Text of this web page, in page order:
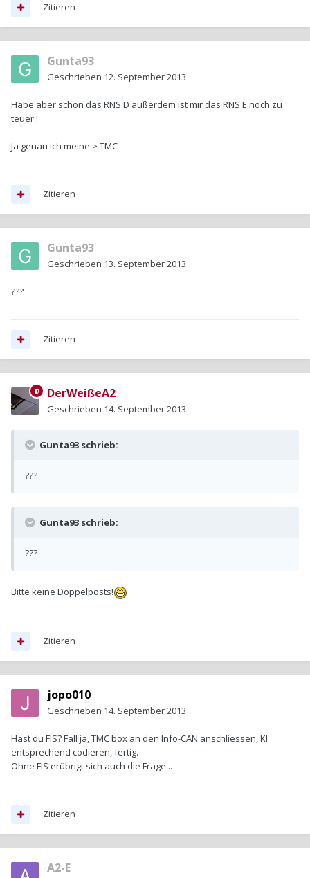
Zitieren
Gunta93
Geschrieben 12. September 2013
Habe aber schon das RNS D außerdem ist mir das RNS E noch zu
teuer !
Ja genau ich meine > TMC
Zitieren
Gunta93
Geschrieben 13. September 2013
???
Zitieren
DerWeißeA2
Geschrieben 14. September 2013
Gunta93 schrieb:
???
Gunta93 schrieb:
???
Bitte keine Doppelposts!
Zitieren
jopo010
Geschrieben 14. September 2013
Hast du FIS? Fall ja, TMC box an den Info-CAN anschliessen, KI
entsprechend codieren, fertig.
Ohne FIS erübrigt sich auch die Frage...
Zitieren
A2-E